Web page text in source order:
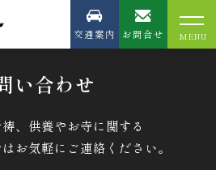
交通案内 お問合せ
りませんでした。
い合わせ
、供養やお寺に関する
お気軽にご連絡ください。